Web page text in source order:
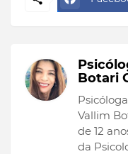
Botari
Vallim
de 12
da